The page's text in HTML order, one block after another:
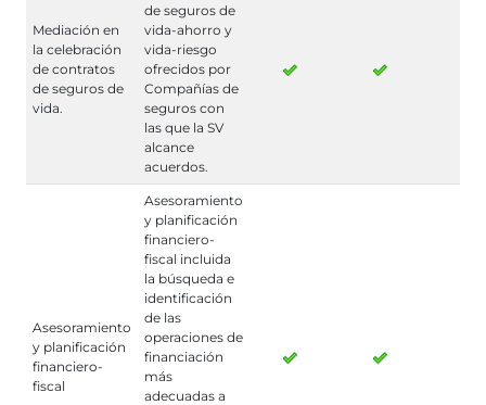
Mediación en
la celebración
de contratos
de seguros de
vida.
de seguros de
vida-ahorro y
vida-riesgo
ofrecidos por
Compañías de
seguros con
las que la SV
alcance
acuerdos.
Asesoramiento
y planificación
financiero-
fiscal
Asesoramiento
y planificación
financiero-
fiscal incluida
la búsqueda e
identificación
de las
operaciones de
financiación
más
adecuadas a